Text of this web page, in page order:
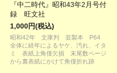
『中二時代』昭和43年2月号付
録 旺文社
1,000円(税込)
昭和42年 文庫判 並製本 P64
全体に経年によるヤケ、汚れ、イタ
ミ 表紙上角僅欠損 末尾数ページ
から裏表紙にかけて角僅折れ跡